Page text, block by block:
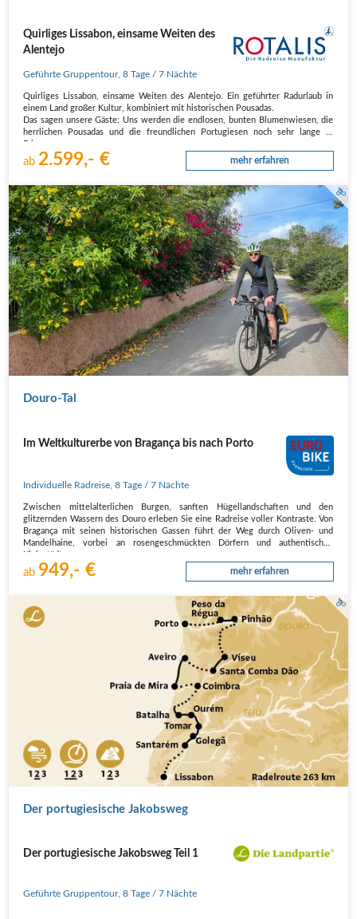
Quirliges Lissabon, einsame Weiten des
Alentejo
Geführte Gruppentour,8 Tage / 7 Nächte
Quirliges Lissabon, einsame Weiten des Alentejo. Ein geführter Radurlaub in
einem Land großer Kultur, kombiniert mit historischen Pousadas.
Das sagen unsere Gäste: Uns werden die endlosen, bunten Blumenwiesen, die
herrlichen Pousadas und die freundlichen Portugiesen noch sehr lange in
ab 2.599,- € mehr erfahren
Radfahrer umgeben von blühenden Büschen
Douro-Tal
Im Weltkulturerbe von Bragança bis nach Porto
Individuelle Radreise ,8 Tage / 7 Nächte
Zwischen mittelalterlichen Burgen, sanften Hügellandschaften und den
glitzernden Wassern des Douro erleben Sie eine Radreise voller Kontraste. Von
Bragança mit seinen historischen Gassen führt der Weg durch Oliven- und
Mandelhaine, vorbei an rosengeschmückten Dörfern und authentischen
ab 949,- € mehr erfahren
Der portugiesische Jakobsweg
Der portugiesische Jakobsweg Teil 1
Geführte Gruppentour,8 Tage / 7 Nächte